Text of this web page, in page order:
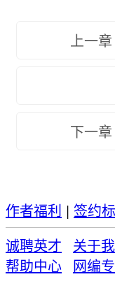
上一
下一
作者福利 | 签约
诚聘英才
关于
帮助中心 网编